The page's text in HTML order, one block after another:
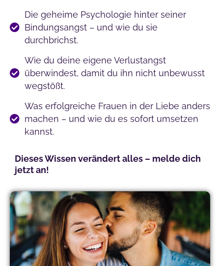
Die geheime Psychologie hinter seiner
Bindungsangst – und wie du sie
durchbrichst.
Wie du deine eigene Verlustangst
überwindest, damit du ihn nicht unbewusst
wegstößt.
Was erfolgreiche Frauen in der Liebe anders
machen – und wie du es sofort umsetzen
kannst.
Dieses Wissen verändert alles – melde dich
jetzt an!